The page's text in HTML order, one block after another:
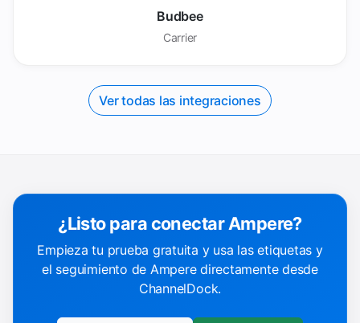
Budbee
Carrier
Ver todas las integraciones
¿Listo para conectar Ampere?
Empieza tu prueba gratuita y usa las etiquetas y
el seguimiento de Ampere directamente desde
ChannelDock.